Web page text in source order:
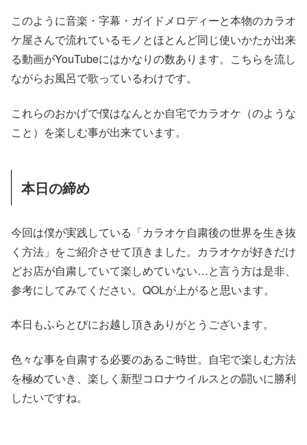
このように音楽・字幕・ガイドメロディーと本物のカラオ
ケ屋さんで流れているモノとほとんど同じ使いかたが出来
る動画がYouTubeにはかなりの数あります。こちらを流し
ながらお風呂で歌っているわけです。
これらのおかげで僕はなんとか自宅でカラオケ（のような
こと）を楽しむ事が出来ています。
本日の締め
今回は僕が実践している「カラオケ自粛後の世界を生き抜
く方法」をご紹介させて頂きました。カラオケが好きだけ
どお店が自粛していて楽しめていない…と言う方は是非、
参考にしてみてください。QOLが上がると思います。
本日もふらとぴにお越し頂きありがとうございます。
色々な事を自粛する必要のあるご時世。自宅で楽しむ方法
を極めていき、楽しく新型コロナウイルスとの闘いに勝利
したいですね。